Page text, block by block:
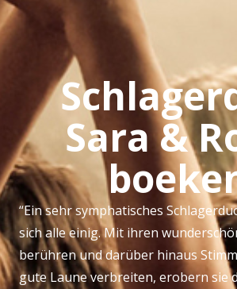
Sara &
“Ein sehr symphatisches
sich alle einig. Mit ihren
berühren und darüber hinaus
gute Laune verbreiten, erobern sie